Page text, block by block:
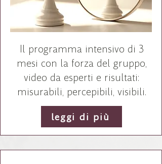
Il programma intensivo di 3
mesi con la forza del gruppo,
video da esperti e risultati:
misurabili, percepibili, visibili.
leggi di più